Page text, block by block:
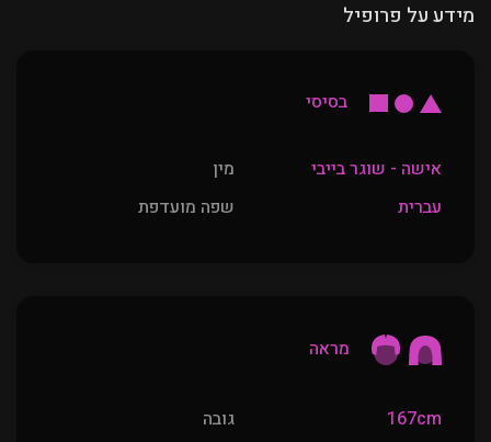
מידע על פרופיל
בסיסי
מין
אישה - שוגר בייבי
שפה מועדפת
עברית
מראה
גובה
167cm